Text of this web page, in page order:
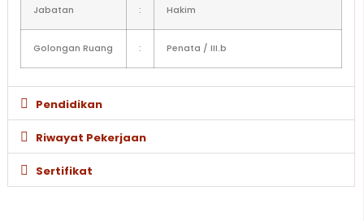
Jabatan : Hakim
Golongan Ruang : Penata / III.b
Pendidikan
Riwayat Pekerjaan
Sertifikat